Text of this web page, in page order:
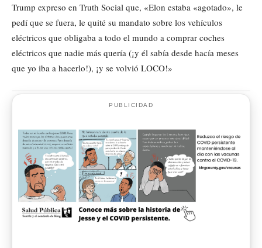
Trump expreso en Truth Social que, «Elon estaba «agotado», le
pedí que se fuera, le quité su mandato sobre los vehículos
eléctricos que obligaba a todo el mundo a comprar coches
eléctricos que nadie más quería (¡y él sabía desde hacía meses
que yo iba a hacerlo!), ¡y se volvió LOCO!»
PUBLICIDAD